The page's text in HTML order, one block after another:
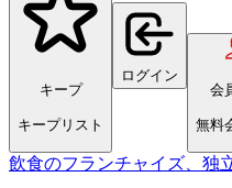
キープ
キープリスト
ログイン
会
無料
飲食のフランチャイズ、独